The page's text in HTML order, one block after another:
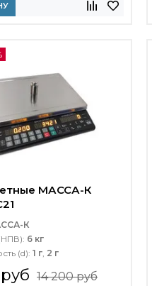
МАССА-К
К
6 кг
(d): 1 г, 2 г
руб 14 200 руб